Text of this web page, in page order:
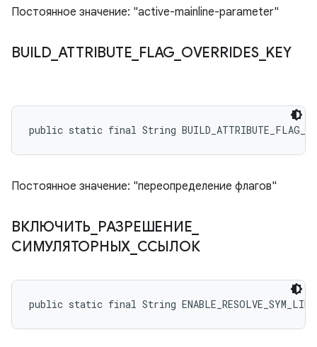
Постоянное значение: "active-mainline-parameter"
BUILD_ ATTRIBUTE FLAG OVERRIDES_ KEY
public static final String
Постоянное значение: "переопределение флагов"
ВКЛЮЧИТЬ РАЗРЕШЕНИЕ
СИМУЛЯТОРНЫХ ССЫЛОК
public static final String